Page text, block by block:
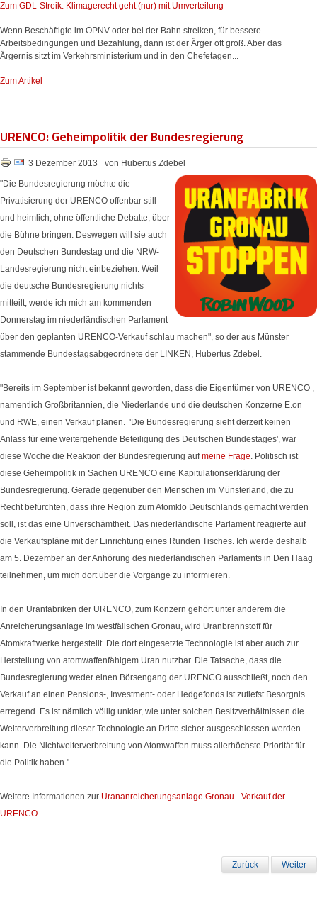
Zum GDL-Streik: Klimagerecht geht (nur) mit Umverteilung
Wenn Beschäftigte im ÖPNV oder bei der Bahn streiken, für bessere
Arbeitsbedingungen und Bezahlung, dann ist der Ärger oft groß. Aber das
Ärgernis sitzt im Verkehrsministerium und in den Chefetagen...
Zum Artikel
URENCO: Geheimpolitik der Bundesregierung
3 Dezember 2013 von Hubertus Zdebel
"Die Bundesregierung möchte die
Privatisierung der URENCO offenbar still
und heimlich, ohne öffentliche Debatte, über
die Bühne bringen. Deswegen will sie auch
den Deutschen Bundestag und die NRW-
Landesregierung nicht einbeziehen. Weil
die deutsche Bundesregierung nichts
mitteilt, werde ich mich am kommenden
Donnerstag im niederländischen Parlament
über den geplanten URENCO-Verkauf schlau machen", so der aus Münster
stammende Bundestagsabgeordnete der LINKEN, Hubertus Zdebel.
"Bereits im September ist bekannt geworden, dass die Eigentümer von URENCO ,
namentlich Großbritannien, die Niederlande und die deutschen Konzerne E.on
und RWE, einen Verkauf planen. 'Die Bundesregierung sieht derzeit keinen
Anlass für eine weitergehende Beteiligung des Deutschen Bundestages', war
diese Woche die Reaktion der Bundesregierung aufmeine Frage. Politisch ist
diese Geheimpolitik in Sachen URENCO eine Kapitulationserklärung der
Bundesregierung. Gerade gegenüber den Menschen im Münsterland, die zu
Recht befürchten, dass ihre Region zum Atomklo Deutschlands gemacht werden
soll, ist das eine Unverschämtheit. Das niederländische Parlament reagierte auf
die Verkaufspläne mit der Einrichtung eines Runden Tisches. Ich werde deshalb
am 5. Dezember an der Anhörung des niederländischen Parlaments in Den Haag
teilnehmen, um mich dort über die Vorgänge zu informieren.
In den Uranfabriken der URENCO, zum Konzern gehört unter anderem die
Anreicherungsanlage im westfälischen Gronau, wird Uranbrennstoff für
Atomkraftwerke hergestellt. Die dort eingesetzte Technologie ist aber auch zur
Herstellung von atomwaffenfähigem Uran nutzbar. Die Tatsache, dass die
Bundesregierung weder einen Börsengang der URENCO ausschließt, noch den
Verkauf an einen Pensions-, Investment- oder Hedgefonds ist zutiefst Besorgnis
erregend. Es ist nämlich völlig unklar, wie unter solchen Besitzverhältnissen die
Weiterverbreitung dieser Technologie an Dritte sicher ausgeschlossen werden
kann. Die Nichtweiterverbreitung von Atomwaffen muss allerhöchste Priorität für
die Politik haben."
Weitere Informationen zur Urananreicherungsanlage Gronau - Verkauf der
URENCO
Zurück Weiter